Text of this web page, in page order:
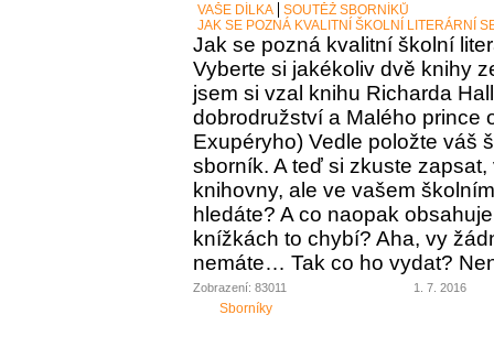
VAŠE DÍLKA
SOUTĚŽ SBORNÍKŮ
JAK SE POZNÁ KVALITNÍ ŠKOLNÍ LITERÁRNÍ
Jak se pozná kvalitní školní
Vyberte si jakékoliv dvě knihy
jsem si vzal knihu Richarda
dobrodružství a Malého prince
Exupéryho) Vedle položte váš
sborník. A teď si zkuste
knihovny, ale ve vašem
hledáte? A co naopak
knížkách to chybí? Aha, vy
nemáte… Tak co ho vydat?
Zobrazení: 83011 1. 7. 2016
Sborníky